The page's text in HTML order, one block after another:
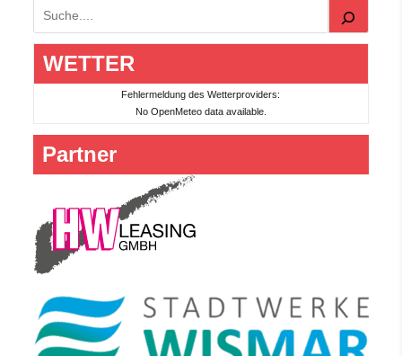
Suchen
WETTER
Fehlermeldung des Wetterproviders:
No OpenMeteo data available.
Partner